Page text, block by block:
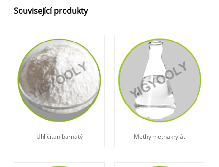
Související produkty
Uhličitan barnatý Methylmethakrylát